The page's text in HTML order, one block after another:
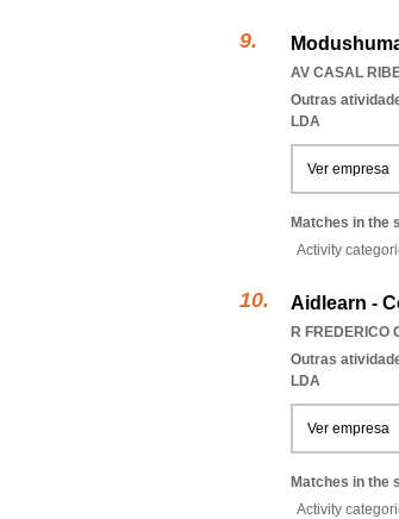
AV CASAL
Outras
LDA
Ver empresa
Matches in the
Activity
Aidlearn -
R FREDERICO
Outras
LDA
Ver empresa
Matches in the
Activity